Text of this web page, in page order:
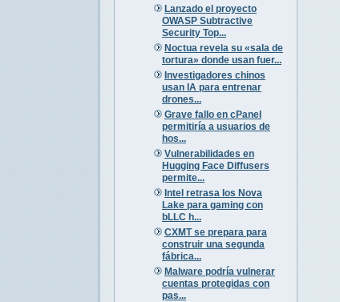
Lanzado el proyecto
OWASP Subtractive
Security Top...
Noctua revela su «sala de
tortura» donde usan fuer...
Investigadores chinos
usan IA para entrenar
drones...
Grave fallo en cPanel
permitiría a usuarios de
hos...
Vulnerabilidades en
Hugging Face Diffusers
permite...
Intel retrasa los Nova
Lake para gaming con
bLLC h...
CXMT se prepara para
construir una segunda
fábrica...
Malware podría vulnerar
cuentas protegidas con
pas...